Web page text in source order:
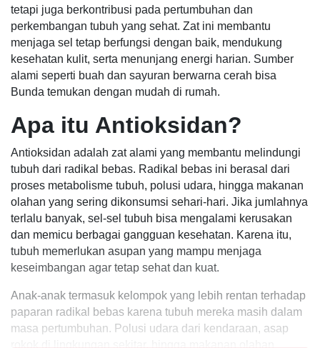
tetapi juga berkontribusi pada pertumbuhan dan
perkembangan tubuh yang sehat. Zat ini membantu
menjaga sel tetap berfungsi dengan baik, mendukung
kesehatan kulit, serta menunjang energi harian. Sumber
alami seperti buah dan sayuran berwarna cerah bisa
Bunda temukan dengan mudah di rumah.
Apa itu Antioksidan?
Antioksidan adalah zat alami yang membantu melindungi
tubuh dari radikal bebas. Radikal bebas ini berasal dari
proses metabolisme tubuh, polusi udara, hingga makanan
olahan yang sering dikonsumsi sehari-hari. Jika jumlahnya
terlalu banyak, sel-sel tubuh bisa mengalami kerusakan
dan memicu berbagai gangguan kesehatan. Karena itu,
tubuh memerlukan asupan yang mampu menjaga
keseimbangan agar tetap sehat dan kuat.
Anak-anak termasuk kelompok yang lebih rentan terhadap
paparan radikal bebas karena tubuh mereka masih dalam
masa pertumbuhan. Polusi udara dari kendaraan, asap